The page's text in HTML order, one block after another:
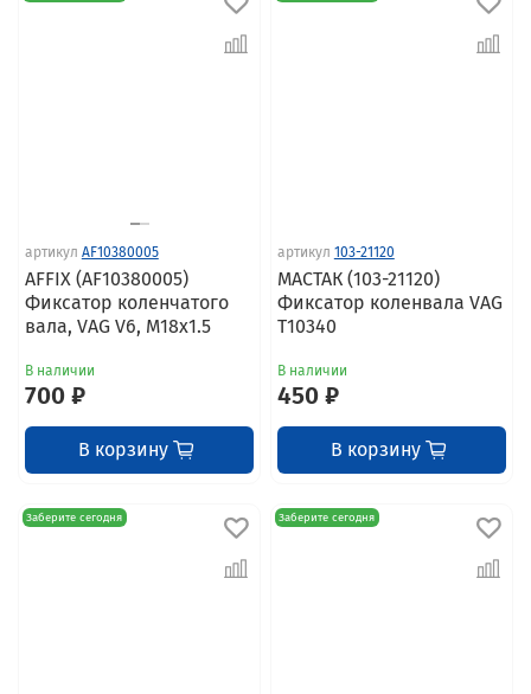
артикул AF10380005
AFFIX (AF10380005)
Фиксатор коленчатого
вала, VAG V6, M18x1.5
В наличии
700 ₽
В корзину
артикул 103-21120
МАСТАК (103-21120)
Фиксатор коленвала VAG
T10340
В наличии
450 ₽
В корзину
Заберите сегодня Заберите сегодня